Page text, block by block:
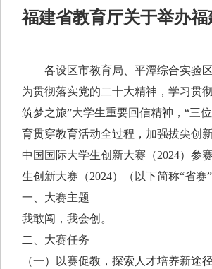
福建省教育厅关于举办
各设区市教育局、平潭综合实验
为贯彻落实党的二十大精神，学习贯
筑梦之旅”大学生重要回信精神，“三
育贯穿教育活动全过程，加强拔尖创
中国国际大学生创新大赛（2024）参
生创新大赛（2024）（以下简称“省
一、大赛主题
我敢闯，我会创。
二、大赛任务
（一）以赛促教，探索人才培养新途